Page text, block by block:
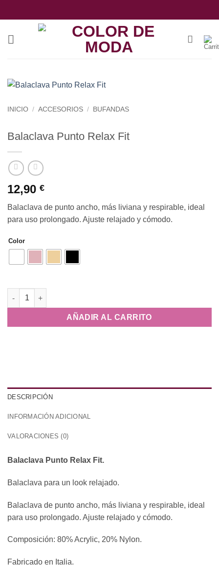
al
INICIO / ACCESORIOS / BUFANDAS
Balaclava Punto Relax Fit
12,90 €
Balaclava de punto ancho, más liviana y respirable, ideal
para uso prolongado. Ajuste relajado y cómodo.
Color
Balaclava Punto Relax Fit cantidad
AÑADIR AL CARRITO
DESCRIPCIÓN
INFORMACIÓN ADICIONAL
VALORACIONES (0)
Balaclava Punto Relax Fit.
Balaclava para un look relajado.
Balaclava de punto ancho, más liviana y respirable, ideal
para uso prolongado. Ajuste relajado y cómodo.
Composición: 80% Acrylic, 20% Nylon.
Fabricado en Italia.